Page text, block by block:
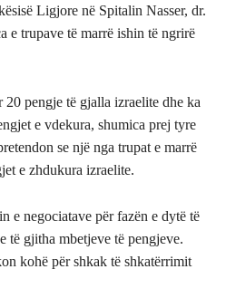
Ligjore në Spitalin Nasser, dr.
e trupave të marrë ishin të ngrirë
pengje të gjalla izraelite dhe ka
e vdekura, shumica prej tyre
se një nga trupat e marrë
e zhdukura izraelite.
e negociatave për fazën e dytë të
të gjitha mbetjeve të pengjeve.
kohë për shkak të shkatërrimit